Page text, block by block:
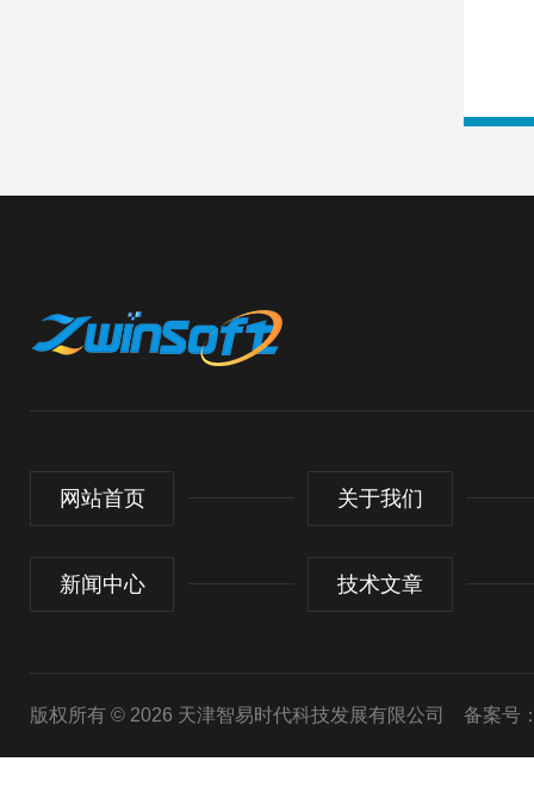
网站首页 关于我们
新闻中心 技术文章
版权所有 © 2026 天津智易时代科技发展有限公司 备案号